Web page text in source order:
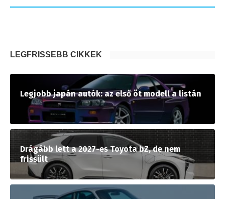
LEGFRISSEBB CIKKEK
Legjobb japán autók: az első öt modell a listán
Drágább lett a 2027-es Toyota bZ, de nem
frissült